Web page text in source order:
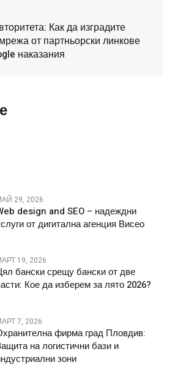
Как да изградите
от партньорски линкове
наказания
29, 2026
design and SEO – надеждни
от дигитална агенция Висео
19, 2026
бански срещу бански от две
Кое да изберем за лято 2026?
7, 2026
фирма град Пловдив:
на логистични бази и
зони